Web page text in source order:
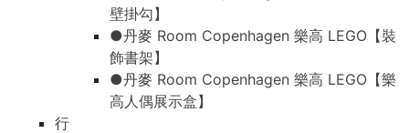
壁掛勾】
●丹麥 Room Copenhagen 樂高 LEGO【裝
飾書架】
●丹麥 Room Copenhagen 樂高 LEGO【樂
高人偶展示盒】
行